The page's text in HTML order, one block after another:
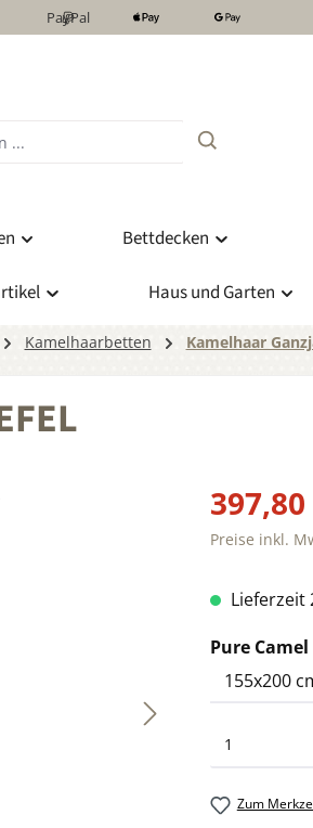
PayPal
Bettdecken
Haus und Garten
Kamelhaarbetten Kamelhaar
Preise inkl.
Lieferzeit
Pure
Zum